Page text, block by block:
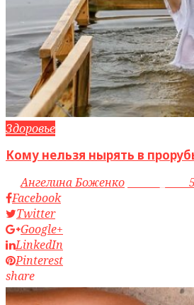
Здоровье
Кому нельзя нырять в
byАнгелина Боженко
Facebook
Twitter
Google+
LinkedIn
Pinterest
share